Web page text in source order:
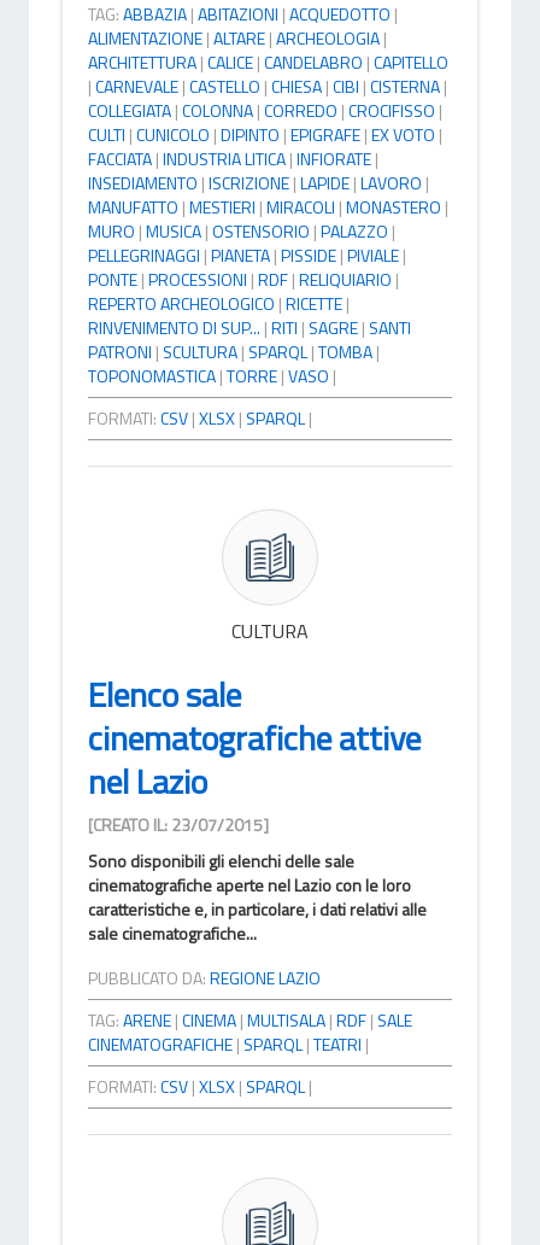
TAG:ABBAZIA|ABITAZIONI |ACQUEDOTTO |
ALIMENTAZIONE|ALTARE|ARCHEOLOGIA|
ARCHITETTURA|CALICE|CANDELABRO |CAPITELLO
|CARNEVALE|CASTELLO |CHIESA|CIBI |CISTERNA|
COLLEGIATA|COLONNA|CORREDO |CROCIFISSO |
CULTI |CUNICOLO |DIPINTO |EPIGRAFE|EX VOTO |
FACCIATA|INDUSTRIA LITICA|INFIORATE|
INSEDIAMENTO |ISCRIZIONE|LAPIDE|LAVORO |
MANUFATTO |MESTIERI |MIRACOLI |MONASTERO |
MURO |MUSICA|OSTENSORIO |PALAZZO |
PELLEGRINAGGI |PIANETA|PISSIDE|PIVIALE|
PONTE|PROCESSIONI |RDF|RELIQUIARIO |
REPERTO ARCHEOLOGICO |RICETTE|
RINVENIMENTO DI SUP... |RITI | SAGRE| SANTI
PATRONI | SCULTURA| SPARQL|TOMBA|
TOPONOMASTICA|TORRE|VASO |
FORMATI:CSV|XLSX| SPARQL|
CULTURA
Elenco sale
cinematografiche attive
nel Lazio
[CREATO IL: 23/07/2015]
Sono disponibili gli elenchi delle sale
cinematografiche aperte nel Lazio con le loro
caratteristiche e, in particolare, i dati relativi alle
sale cinematografiche...
PUBBLICATO DA:REGIONE LAZIO
TAG:ARENE|CINEMA|MULTISALA|RDF| SALE
CINEMATOGRAFICHE| SPARQL|TEATRI |
FORMATI:CSV|XLSX| SPARQL|